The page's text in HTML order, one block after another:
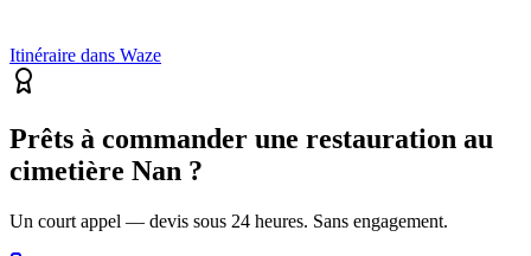
Itinéraire dans Waze
Prêts à commander une restauration au
cimetière Nan ?
Un court appel — devis sous 24 heures. Sans engagement.